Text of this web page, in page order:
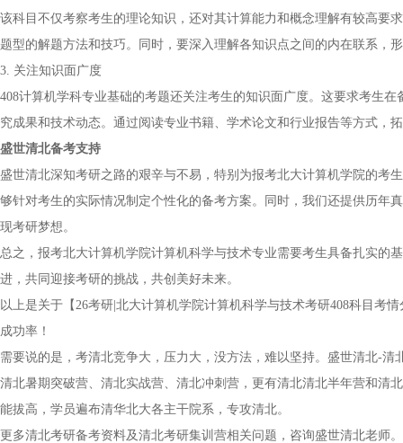
该科目不仅考察考生的理论知识，还对其计算能力和概念理解有较高要
题型的解题方法和技巧。同时，要深入理解各知识点之间的内在联系，
3. 关注知识面广度
408计算机学科专业基础的考题还关注考生的知识面广度。这要求考生
究成果和技术动态。通过阅读专业书籍、学术论文和行业报告等方式，
盛世清北备考支持
盛世清北深知考研之路的艰辛与不易，特别为报考北大计算机学院的考
够针对考生的实际情况制定个性化的备考方案。同时，我们还提供历年
现考研梦想。
总之，报考北大计算机学院计算机科学与技术专业需要考生具备扎实的
进，共同迎接考研的挑战，共创美好未来。
以上是关于【26考研|北大计算机学院计算机科学与技术考研408科目考
成功率！
需要说的是，考清北竞争大，压力大，没方法，难以坚持。盛世清北-
清北暑期突破营、清北实战营、清北冲刺营，更有清北清北半年营和清
能拔高，学员遍布清华北大各主干院系，专攻清北。
更多清北考研备考资料及清北考研集训营相关问题，咨询盛世清北老师。